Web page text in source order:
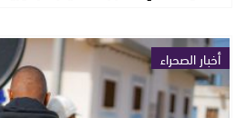
أخبار الصحراء